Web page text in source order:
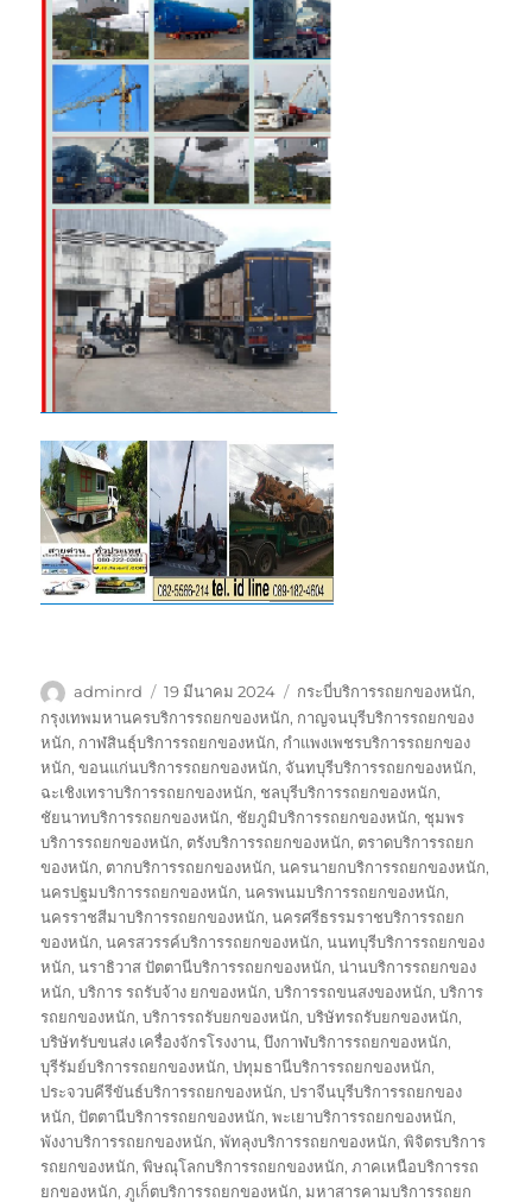
ผู้
เขียน
adminrd
เขียน
เมื่อ
19 มีนาคม 2024
ป้าย
กำกับ
กระบี่บริการรถยกของหนัก,
กรุงเทพมหานครบริการรถยกของหนัก, กาญจนบุรีบริการรถยกของ
หนัก, กาฬสินธุ์บริการรถยกของหนัก, กำแพงเพชรบริการรถยกของ
หนัก,ขอนแก่นบริการรถยกของหนัก, จันทบุรีบริการรถยกของหนัก,
ฉะเชิงเทราบริการรถยกของหนัก, ชลบุรีบริการรถยกของหนัก,
ชัยนาทบริการรถยกของหนัก, ชัยภูมิบริการรถยกของหนัก, ชุมพร
บริการรถยกของหนัก, ตรังบริการรถยกของหนัก, ตราดบริการรถยก
ของหนัก, ตากบริการรถยกของหนัก,นครนายกบริการรถยกของหนัก,
นครปฐมบริการรถยกของหนัก,นครพนมบริการรถยกของหนัก,
นครราชสีมาบริการรถยกของหนัก,นครศรีธรรมราชบริการรถยก
ของหนัก,นครสวรรค์บริการรถยกของหนัก,นนทบุรีบริการรถยกของ
หนัก,นราธิวาส ปัตตานีบริการรถยกของหนัก,น่านบริการรถยกของ
หนัก,บริการ รถรับจ้าง ยกของหนัก,บริการรถขนสงของหนัก,บริการ
รถยกของหนัก,บริการรถรับยกของหนัก,บริษัทรถรับยกของหนัก,
บริษัทรับขนส่ง เครื่องจักรโรงงาน,บึงกาฬบริการรถยกของหนัก,
บุรีรัมย์บริการรถยกของหนัก,ปทุมธานีบริการรถยกของหนัก,
ประจวบคีรีขันธ์บริการรถยกของหนัก,ปราจีนบุรีบริการรถยกของ
หนัก,ปัตตานีบริการรถยกของหนัก,พะเยาบริการรถยกของหนัก,
พังงาบริการรถยกของหนัก,พัทลุงบริการรถยกของหนัก,พิจิตรบริการ
รถยกของหนัก,พิษณุโลกบริการรถยกของหนัก,ภาคเหนือบริการรถ
ยกของหนัก,ภูเก็ตบริการรถยกของหนัก,มหาสารคามบริการรถยก